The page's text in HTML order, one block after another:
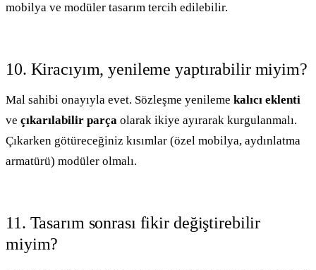
mobilya ve modüler tasarım tercih edilebilir.
10. Kiracıyım, yenileme yaptırabilir miyim?
Mal sahibi onayıyla evet. Sözleşme yenileme kalıcı eklenti
ve çıkarılabilir parça olarak ikiye ayırarak kurgulanmalı.
Çıkarken götüreceğiniz kısımlar (özel mobilya, aydınlatma
armatürü) modüler olmalı.
11. Tasarım sonrası fikir değiştirebilir
miyim?